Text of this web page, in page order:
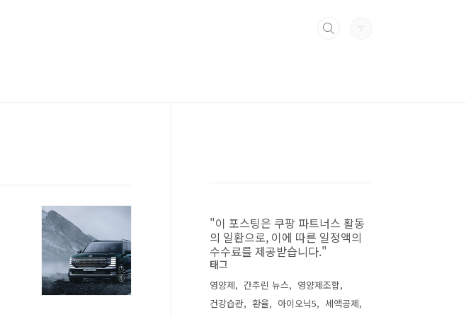
"이 포스팅은 쿠팡 파트너스 활동
의 일환으로, 이에 따른 일정액의
수수료를 제공받습니다."
태그
영양제 간추린 뉴스
영양제조합
건강습관
환율 아이오닉5
세액공제